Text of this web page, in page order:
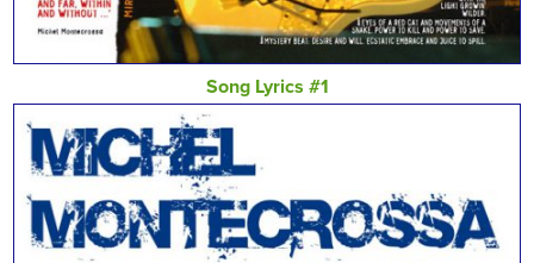
Song Lyrics #1